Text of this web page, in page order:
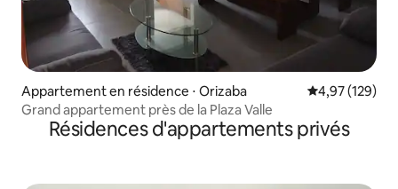
Appartement en résidence ⋅ Orizaba Évaluation
4,97 (129)
Grand appartement près de la Plaza Valle
Résidences d'appartements privés